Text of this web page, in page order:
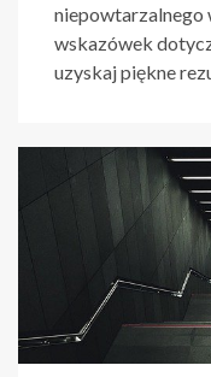
niepowtarzalnego
wskazówek
uzyskaj piękne